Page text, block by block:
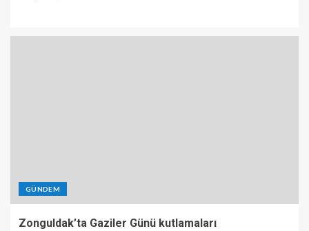
GÜNDEM
Zonguldak’ta Gaziler Günü kutlamaları